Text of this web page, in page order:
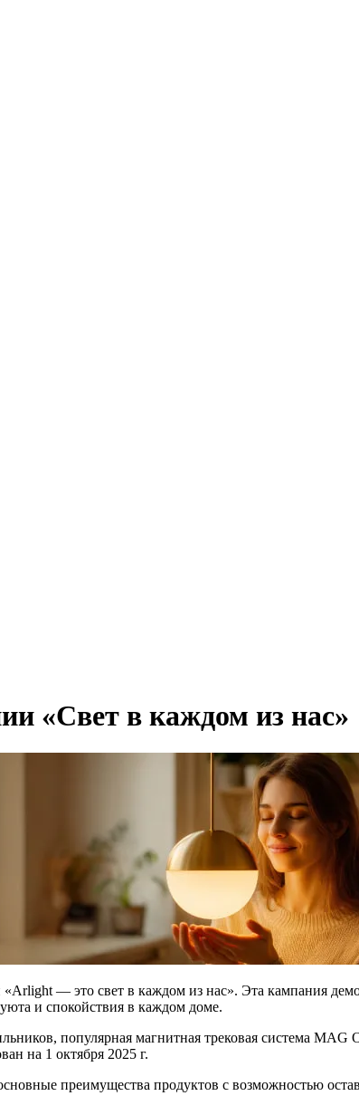
«Свет в каждом из нас»
— это свет в каждом из нас». Эта кампания
и спокойствия в каждом доме.
популярная магнитная трековая система
на 1 октября 2025 г.
преимущества продуктов с возможностью